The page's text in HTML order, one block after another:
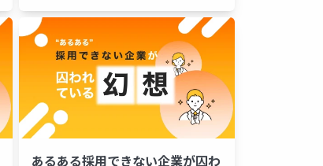
あるある採用できない企業が囚わ